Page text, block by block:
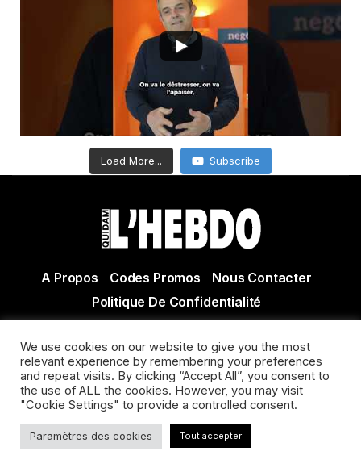
Load More... Subscribe
A Propos Codes Promos
Nous Contacter
Politique De Confidentialité
Actualité Agen - Actualité en lot et Garonne - Actualité
Villeneuve sur Lot
We use cookies on our website to give you the most
relevant experience by remembering your preferences
and repeat visits. By clicking “Accept All”, you consent to
the use of ALL the cookies. However, you may visit
"Cookie Settings" to provide a controlled consent.
Paramètres des cookies Tout accepter